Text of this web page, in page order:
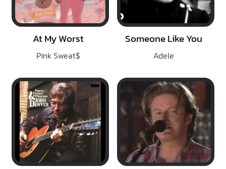
At My Worst
Pink Sweat$
Someone Like You
Adele